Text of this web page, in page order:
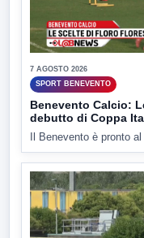
7 AGOSTO 2026
SPORT BENEVENTO
Benevento Calcio:
debutto di Coppa
Il Benevento è pronto